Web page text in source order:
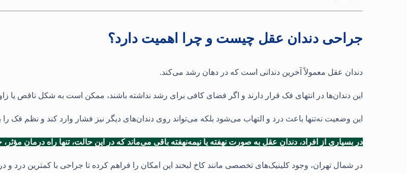
جراحی دندان عقل چیست و چرا اهمیت دارد؟
دندان عقل معمولاً آخرین دندانی است که در دهان رشد می‌کند.
این دندان‌ها در انتهای فک قرار دارند و اگر فضای کافی برای رشد نداشته باشند، ممکن است به شکل ناقص یا
این وضعیت نه‌تنها باعث درد و التهاب می‌شود بلکه می‌تواند روی دندان‌های دیگر نیز فشار وارد کند و نظم فک را
در بسیاری از افراد، دندان عقل به صورت نهفته یا نیمه‌نهفته باقی می‌ماند که در این حالت، تنها راه درمان
در شمال تهران، وجود کلینیک‌های تخصصی مانند کاخ لبخند این امکان را فراهم کرده تا جراحی با کمترین درد و